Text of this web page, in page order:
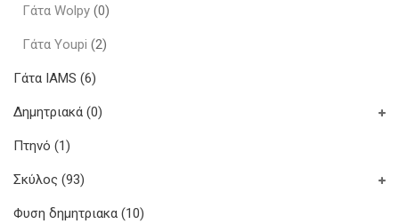
Γάτα Wolpy (0)
Γάτα Youpi (2)
Γάτα IAMS (6)
Δημητριακά (0)
Πτηνό (1)
Σκύλος (93)
Φυση δημητριακα (10)